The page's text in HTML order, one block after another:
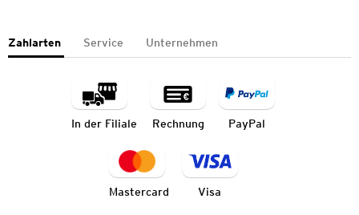
Zahlarten Service Unternehmen
In der Filiale Rechnung PayPal
Mastercard Visa